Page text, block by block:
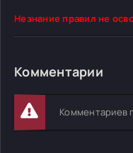
Незнание правил не
Комментарии
Комментариев